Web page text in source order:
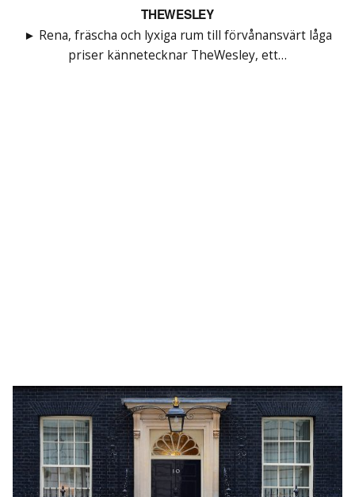
THEWESLEY
► Rena, fräscha och lyxiga rum till förvånansvärt låga
priser kännetecknar TheWesley, ett…